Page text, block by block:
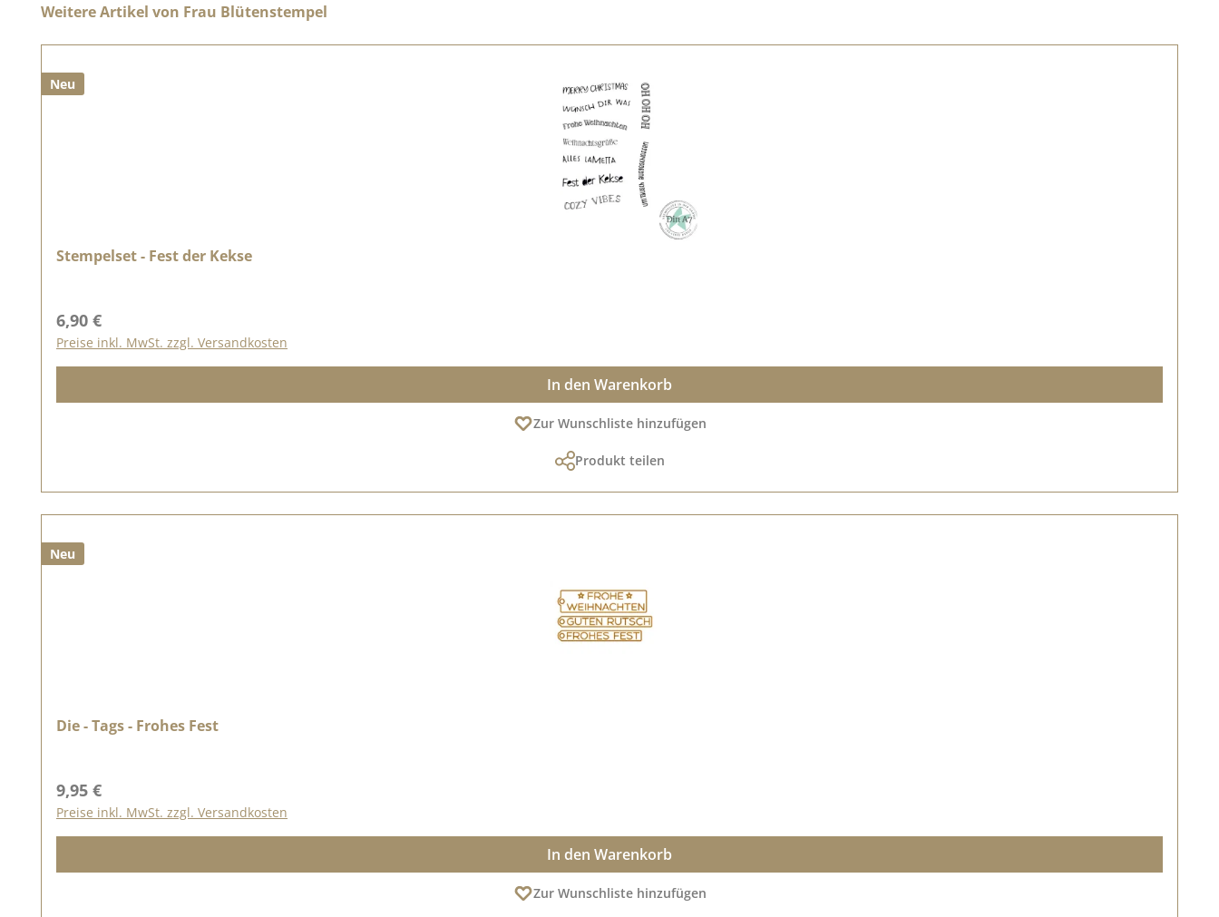
Produktgalerie überspringen
Weitere Artikel von Frau Blütenstempel
Neu
Stempelset - Fest der Kekse
Regulärer Preis:
6,90 €
Preise inkl. MwSt. zzgl. Versandkosten
In den Warenkorb
Zur Wunschliste hinzufügen
Produkt teilen
Neu
Die - Tags - Frohes Fest
Regulärer Preis:
9,95 €
Preise inkl. MwSt. zzgl. Versandkosten
In den Warenkorb
Zur Wunschliste hinzufügen